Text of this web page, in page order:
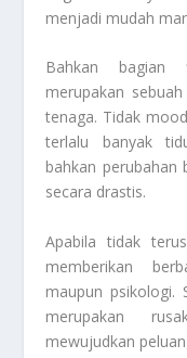
menjadi mudah
Bahkan bagian
merupakan
tenaga. Tidak
terlalu banyak
bahkan perubahan
secara drastis.
Apabila tidak
memberikan
maupun psikologi.
merupakan
mewujudkan